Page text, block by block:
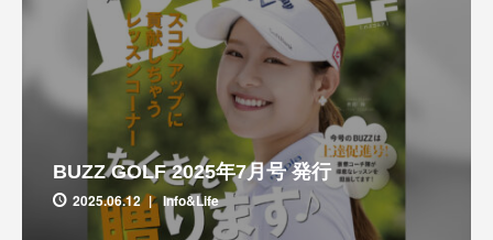
BUZZ GOLF 2025年7月号 発行
2025.06.12 Info&Life